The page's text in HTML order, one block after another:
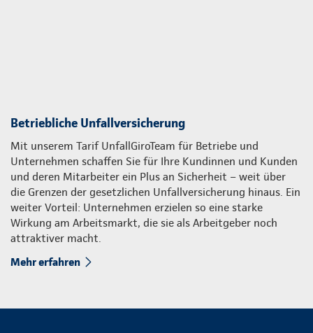
Betriebliche Unfallversicherung
Mit unserem Tarif UnfallGiroTeam für Betriebe und
Unternehmen schaffen Sie für Ihre Kundinnen und Kunden
und deren Mitarbeiter ein Plus an Sicherheit – weit über
die Grenzen der gesetzlichen Unfallversicherung hinaus. Ein
weiter Vorteil: Unternehmen erzielen so eine starke
Wirkung am Arbeitsmarkt, die sie als Arbeitgeber noch
attraktiver macht.
Mehr erfahren